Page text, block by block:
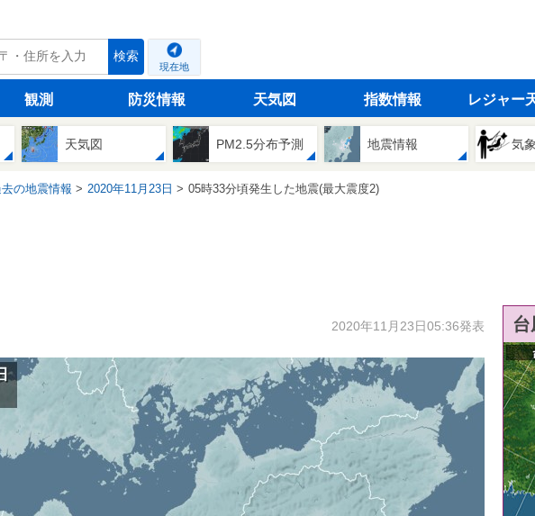
検索
現在地
観測 防災情報 天気図 指数情報 レジャー
天気図 PM2.5分布予測 地震情報 気
の地震情報 2020年11月23日 05時33分頃発生した地震(最大震度2)
2020年11月23日05:36発表